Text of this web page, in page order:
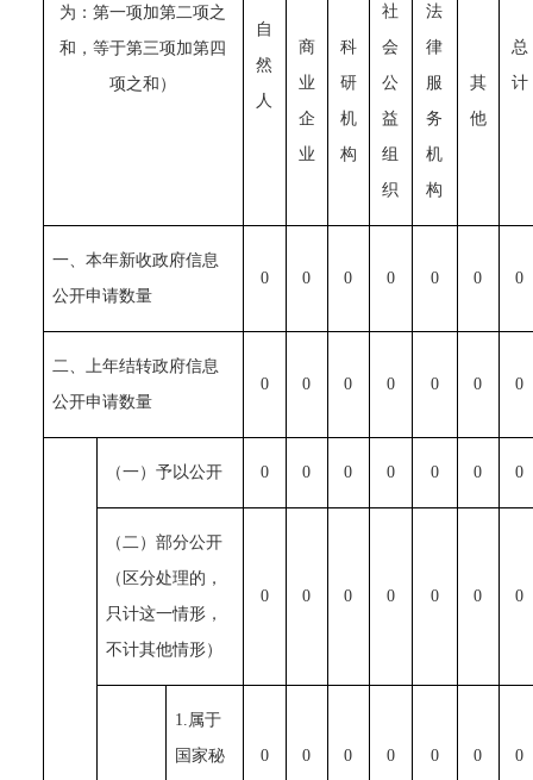
为：第一项加第二项之
和，等于第三项加第四
项之和）
自
然
人
总
计
商
业
企
业
科
研
机
构
社
会
公
益
组
织
法
律
服
务
机
构
其
他
一、本年新收政府信息
公开申请数量
0 0 0 0 0 0 0
二、上年结转政府信息
公开申请数量
0 0 0 0 0 0 0
（一）予以公开 0 0 0 0 0 0 0
（二）部分公开
（区分处理的，
只计这一情形，
不计其他情形）
0 0 0 0 0 0 0
1.属于
国家秘
0 0 0 0 0 0 0